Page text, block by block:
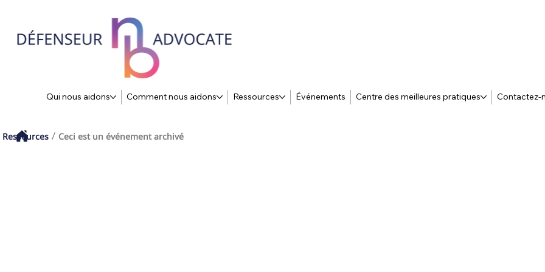
Qui nous aidons Comment nous aidons Ressources Événements Centre des meilleures pratiques Contactez-
Ressources Ceci est un événement archivé